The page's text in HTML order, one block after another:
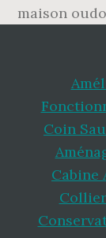
maison
Coin
Cabine